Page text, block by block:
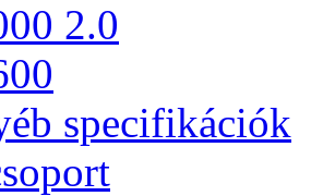
2.0
specifikációk